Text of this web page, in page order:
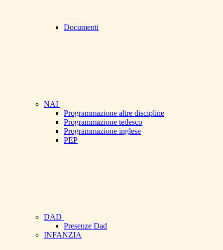
Documenti
NAI
Programmazione altre discipline
Programmazione tedesco
Programmazione inglese
PEP
DAD
Presenze Dad
INFANZIA